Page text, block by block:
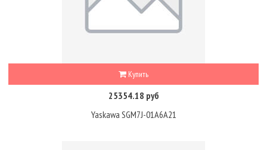
Купить
25354.18 руб
Yaskawa SGM7J-01A6A21